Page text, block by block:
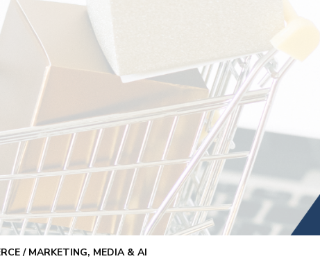
/ MARKETING, MEDIA & AI